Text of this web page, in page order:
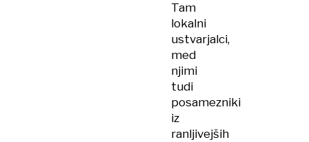
Tam
lokalni
ustvarjalci,
med
njimi
tudi
posamezniki
iz
ranljivejših